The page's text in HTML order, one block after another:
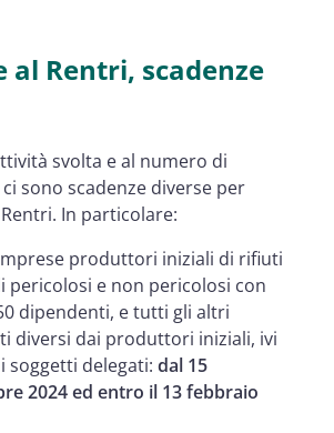
al Rentri, scadenze
svolta e al numero di
sono scadenze diverse per
In particolare:
produttori iniziali di rifiuti
pericolosi e non pericolosi con
dipendenti, e tutti gli altri
diversi dai produttori iniziali, ivi
soggetti delegati: dal 15
2024 ed entro il 13 febbraio